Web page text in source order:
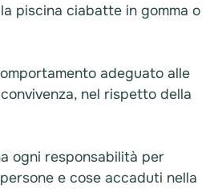
piscina ciabatte in gomma o
adeguato alle
nel rispetto della
ogni responsabilità per
e cose accaduti nella